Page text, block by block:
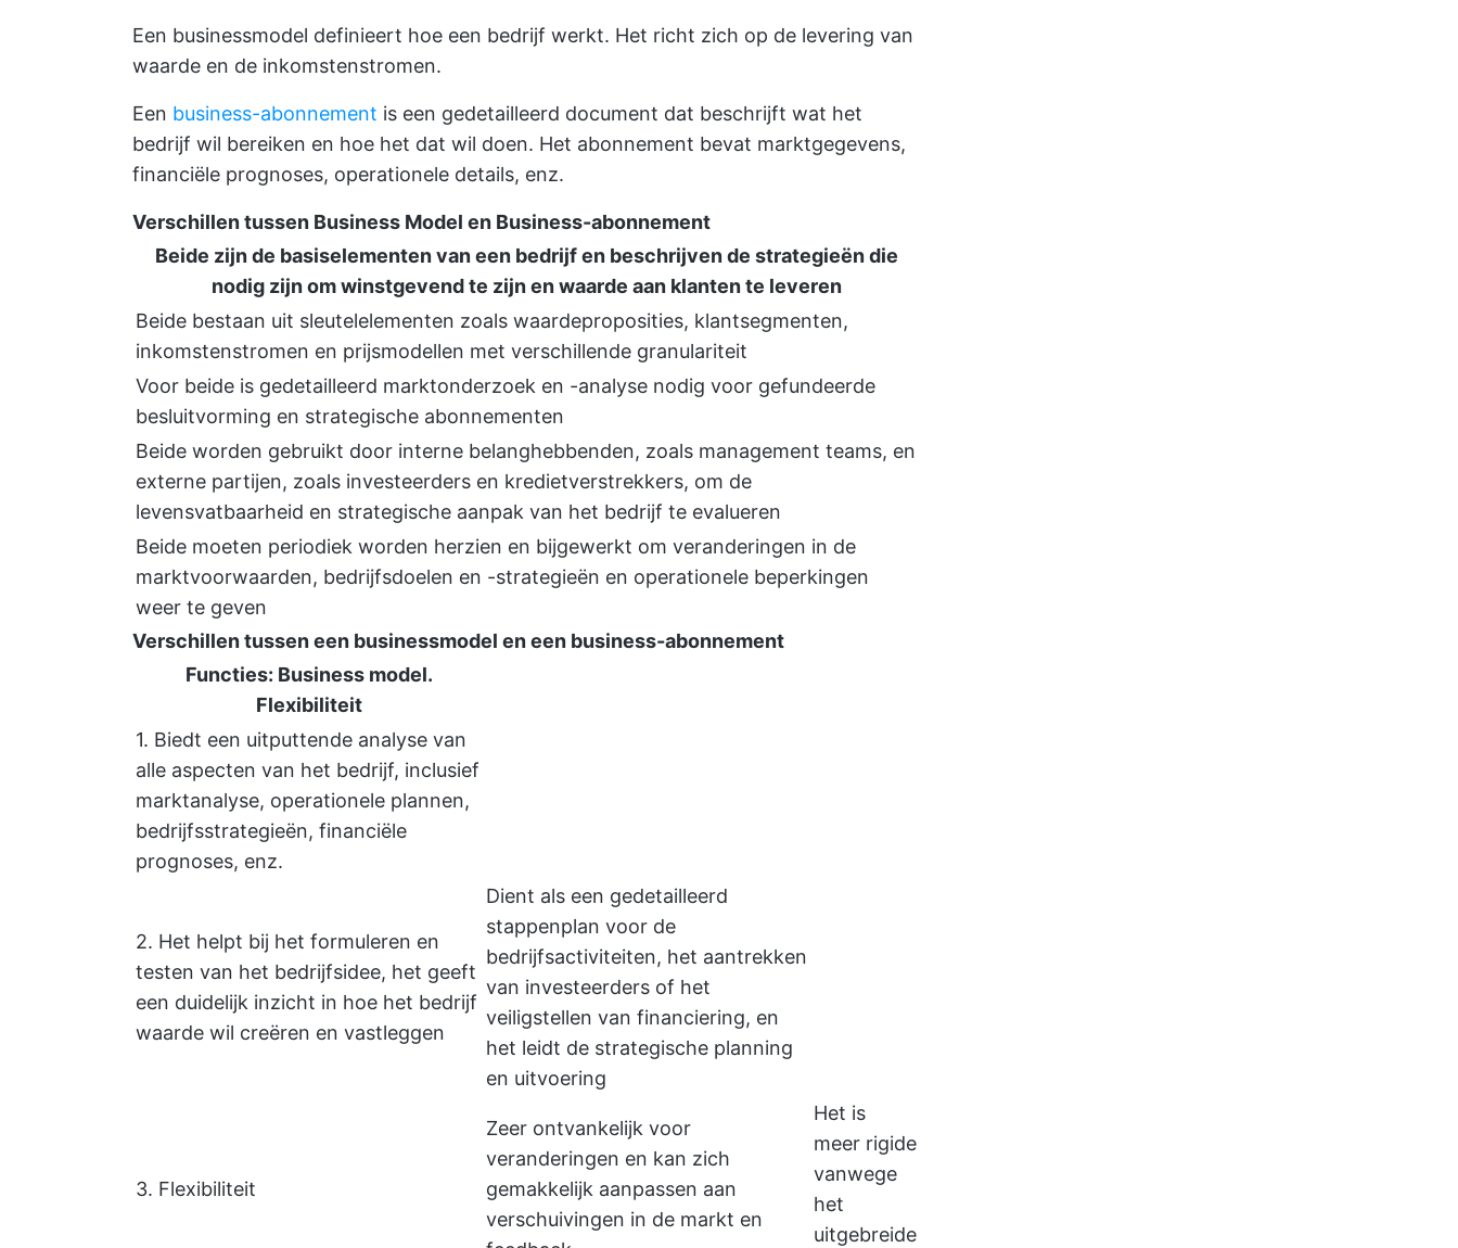
Een businessmodel definieert hoe een bedrijf werkt. Het richt zich op de levering van
waarde en de inkomstenstromen.
Een business-abonnement is een gedetailleerd document dat beschrijft wat het
bedrijf wil bereiken en hoe het dat wil doen. Het abonnement bevat marktgegevens,
financiële prognoses, operationele details, enz.
Verschillen tussen Business Model en Business-abonnement
Beide zijn de basiselementen van een bedrijf en beschrijven de strategieën die
nodig zijn om winstgevend te zijn en waarde aan klanten te leveren
Beide bestaan uit sleutelelementen zoals waardeproposities, klantsegmenten,
inkomstenstromen en prijsmodellen met verschillende granulariteit
Voor beide is gedetailleerd marktonderzoek en -analyse nodig voor gefundeerde
besluitvorming en strategische abonnementen
Beide worden gebruikt door interne belanghebbenden, zoals management teams, en
externe partijen, zoals investeerders en kredietverstrekkers, om de
levensvatbaarheid en strategische aanpak van het bedrijf te evalueren
Beide moeten periodiek worden herzien en bijgewerkt om veranderingen in de
marktvoorwaarden, bedrijfsdoelen en -strategieën en operationele beperkingen
weer te geven
Verschillen tussen een businessmodel en een business-abonnement
Functies: Business model.
Flexibiliteit
1. Biedt een uitputtende analyse van
alle aspecten van het bedrijf, inclusief
marktanalyse, operationele plannen,
bedrijfsstrategieën, financiële
prognoses, enz.
2. Het helpt bij het formuleren en
testen van het bedrijfsidee, het geeft
een duidelijk inzicht in hoe het bedrijf
waarde wil creëren en vastleggen
Dient als een gedetailleerd
stappenplan voor de
bedrijfsactiviteiten, het aantrekken
van investeerders of het
veiligstellen van financiering, en
het leidt de strategische planning
en uitvoering
3. Flexibiliteit
Zeer ontvankelijk voor
veranderingen en kan zich
gemakkelijk aanpassen aan
verschuivingen in de markt en
Het is
meer rigide
vanwege
het
uitgebreide